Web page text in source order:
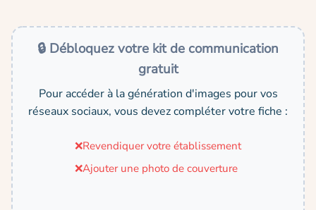
🔒 Débloquez votre kit de communication
gratuit
Pour accéder à la génération d'images pour vos
réseaux sociaux, vous devez compléter votre fiche :
❌Revendiquer votre établissement
❌Ajouter une photo de couverture